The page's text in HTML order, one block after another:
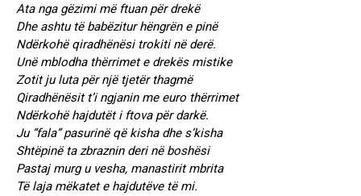
Ata nga gëzimi më ftuan për drekë
Dhe ashtu të babëzitur hëngrën e pinë
Ndërkohë qiradhënësi trokiti në derë.
Unë mblodha thërrimet e drekës mistike
Zotit ju luta për një tjetër thagmë
Qiradhënësit t’i ngjanin me euro thërrimet
Ndërkohë hajdutët i ftova për darkë.
Ju “fala” pasurinë që kisha dhe s’kisha
Shtëpinë ta zbraznin deri në boshësi
Pastaj murg u vesha, manastirit mbrita
Të laja mëkatet e hajdutëve të mi.